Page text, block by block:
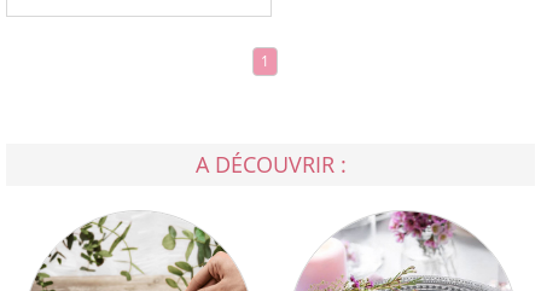
1
A DÉCOUVRIR :